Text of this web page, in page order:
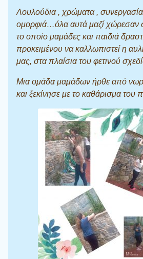
Λουλούδια , χρώματα ,
ομορφιά…όλα αυτά μαζί χώρεσαν
το οποίο μαμάδες και παιδιά
προκειμένου να καλλωπιστεί η
μας, στα πλαίσια του φετινού
Μια ομάδα μαμάδων ήρθε από
και ξεκίνησε με το καθάρισμα του